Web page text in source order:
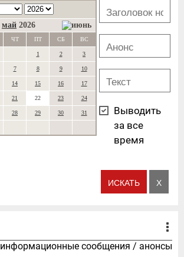
май 2026
ЧТ ПТ СБ ВС
1 2 3
7 8 9 10
14 15 16 17
21 22 23 24
28 29 30 31
Выводить
за все
время
информационные сообщения / анонсы